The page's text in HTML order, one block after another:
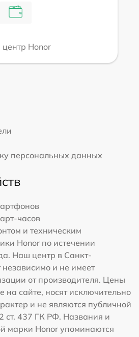
Honor
персональных данных
часов
и техническим
Honor по истечении
Наш центр в Санкт-
независимо и не имеет
от производителя. Цены
на сайте, носят исключительно
и не являются публичной
ст. 437 ГК РФ. Названия и
марки Honor упоминаются